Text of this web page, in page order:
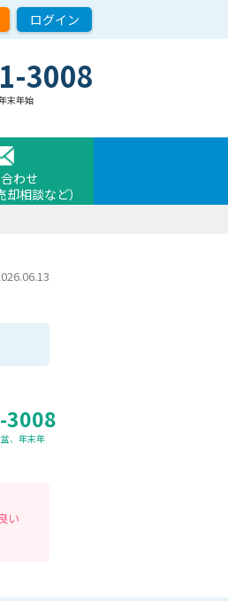
ログイン
3008
末年始
わせ
却相談など）
3008
、年末年
い